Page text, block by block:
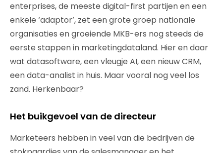
enterprises, de meeste digital-first partijen en een
enkele ‘adaptor’, zet een grote groep nationale
organisaties en groeiende MKB-ers nog steeds de
eerste stappen in marketingdataland. Hier en daar
wat datasoftware, een vleugje AI, een nieuw CRM,
een data-analist in huis. Maar vooral nog veel los
zand. Herkenbaar?
Het buikgevoel van de directeur
Marketeers hebben in veel van die bedrijven de